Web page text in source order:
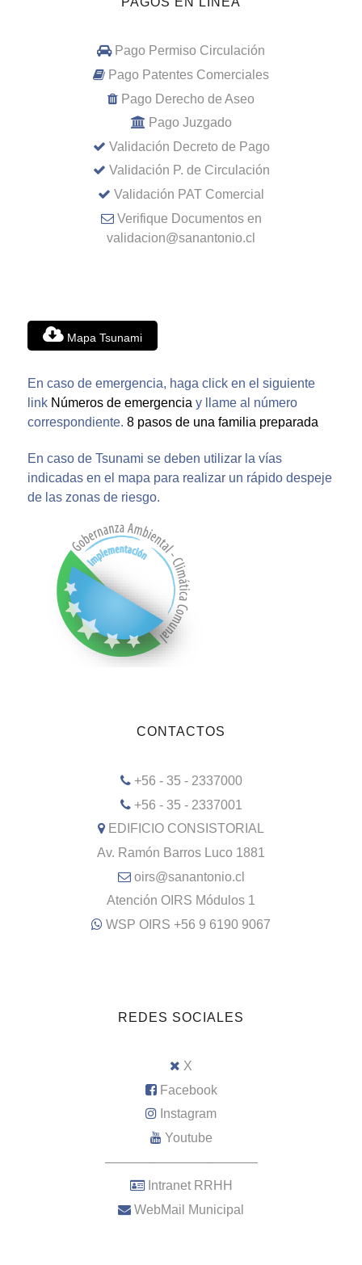
Pago Permiso Circulación
Pago Patentes Comerciales
Pago Derecho de Aseo
Pago Juzgado
Validación Decreto de Pago
Validación P. de Circulación
Validación PAT Comercial
Verifique Documentos en
validacion@sanantonio.cl
Mapa Tsunami
En caso de emergencia, haga click en el siguiente
link Números de emergencia y llame al número
correspondiente. 8 pasos de una familia preparada
En caso de Tsunami se deben utilizar la vías
indicadas en el mapa para realizar un rápido despeje
de las zonas de riesgo.
CONTACTOS
+56 - 35 - 2337000
+56 - 35 - 2337001
EDIFICIO CONSISTORIAL
Av. Ramón Barros Luco 1881
oirs@sanantonio.cl
Atención OIRS Módulos 1
WSP OIRS +56 9 6190 9067
REDES SOCIALES
X
Facebook
Instagram
Youtube
–––––––––––––––––––––
Intranet RRHH
WebMail Municipal